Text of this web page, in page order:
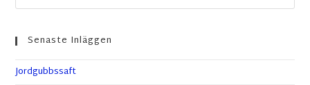
Senaste Inläggen
Jordgubbssaft